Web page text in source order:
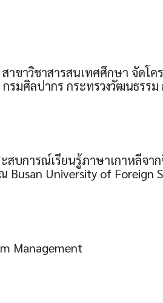
ขาวิชาสารสนเทศศึกษา จัดโค
มศิลปากร กระทรวงวัฒนธรรม
สบการณ์เรียนรู้ภาษาเกาหลีจา
University of Foreign
Management